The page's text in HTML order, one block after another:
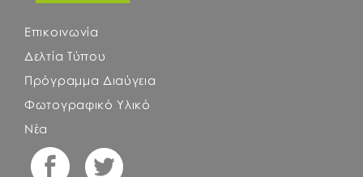
Επικοινωνία
Δελτία Τύπου
Πρόγραμμα Διαύγεια
Φωτογραφικό Υλικό
Νέα